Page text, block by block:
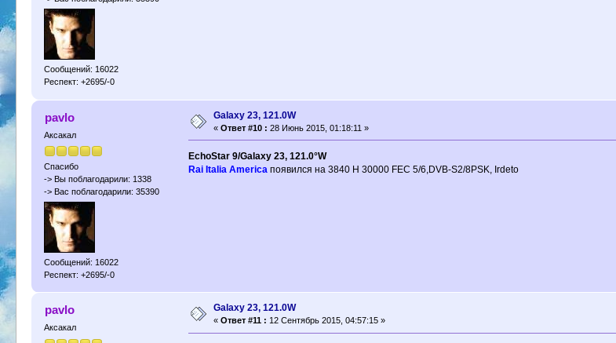
Сообщений: 16022
Респект: +2695/-0
pavlo
Аксакал
Спасибо
-> Вы поблагодарили: 1338
-> Вас поблагодарили: 35390
Сообщений: 16022
Респект: +2695/-0
Galaxy 23, 121.0W
«Ответ #10 : 28 Июнь 2015, 01:18:11 »
EchoStar 9/Galaxy 23, 121.0°W
Rai Italia Americaпоявился на 3840 H 30000 FEC 5/6,DVB-S2/8PSK, Irdeto
pavlo
Аксакал
Galaxy 23, 121.0W
«Ответ #11 : 12 Сентябрь 2015, 04:57:15 »